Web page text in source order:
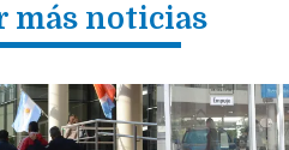
más noticias